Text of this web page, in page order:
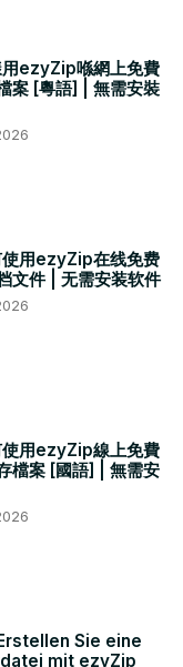
ezyZip喺網上免費
案 [粵語] | 無需安裝
用ezyZip在线免费
文件 | 无需安装软件
用ezyZip線上免費
檔案 [國語] | 無需安
Sie eine
mit ezyZip